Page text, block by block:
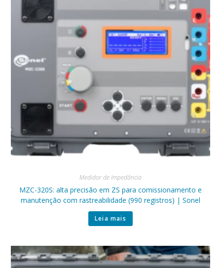
Medidor de Impedância
MZC-320S: alta precisão em ZS para comissionamento e
manutenção com rastreabilidade (990 registros) | Sonel
Leia mais